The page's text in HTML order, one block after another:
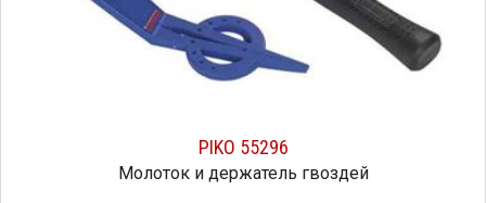
PIKO 55296
Молоток и держатель гвоздей